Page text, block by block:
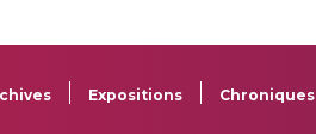
Sacem
projets
Expositions Chroniques